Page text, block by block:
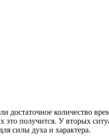
достаточное количество
это получится. У вторых
силы духа и характера.